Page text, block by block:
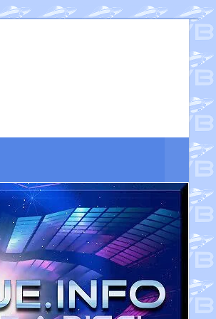
Suche